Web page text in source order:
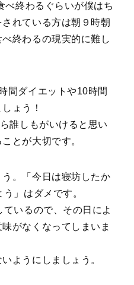
べ終わるぐらいが僕はち
れている方は朝９時朝
終わるの現実的に難し
間ダイエットや10時間
ょう！
誰しもがいけると思い
とが大切です。
。「今日は寝坊したか
」はダメです。
いるので、その日によ
がなくなってしまいま
ようにしましょう。